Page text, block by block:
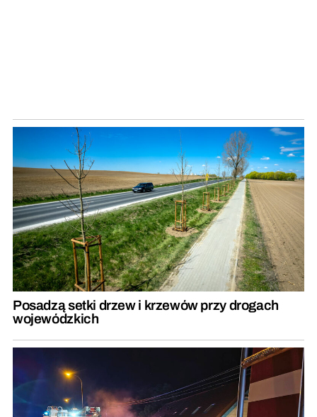
Posadzą setki drzew i krzewów przy drogach
wojewódzkich